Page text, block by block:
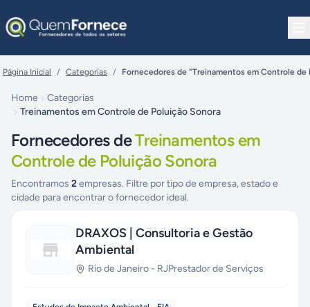
Página Inicial / Categorias / Fornecedores de "Treinamentos em Controle de
Home
Categorias
Treinamentos em Controle de Poluição Sonora
Fornecedores deTreinamentos em
Controle de Poluição Sonora
Encontramos 2empresas. Filtre por tipo de empresa, estado e
cidade para encontrar o fornecedor ideal.
DRAXOS | Consultoria e Gestão
Ambiental
Rio de Janeiro - RJPrestador de Serviços